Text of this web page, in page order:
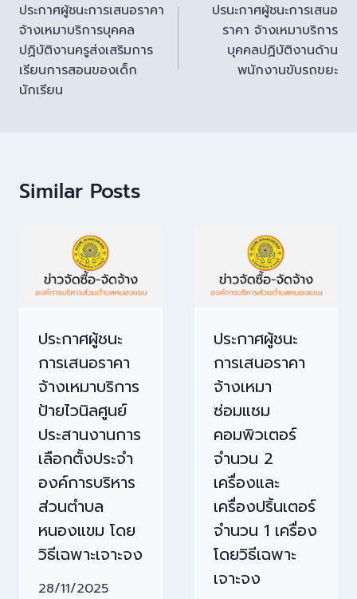
ประกาศผู้ชนะการเสนอราคา
จ้างเหมาบริการบุคคล
ปฏิบัติงานครูส่งเสริมการ
เรียนการสอนของเด็ก
นักเรียน
ปรนะกาศผู้ชนะการเสนอ
ราคา จ้างเหมาบริการ
บุคคลปฏิบัติงานด้าน
พนักงานขับรถขยะ
Similar Posts
ประกาศผู้ชนะ
การเสนอราคา
จ้างเหมาบริการ
ป้ายไวนิลศูนย์
ประสานงานการ
เลือกตั้งประจำ
องค์การบริหาร
ส่วนตำบล
หนองแขม โดย
วิธีเฉพาะเจาะจง
28/11/2025
ประกาศผู้ชนะ
การเสนอราคา
จ้างเหมา
ซ่อมแซม
คอมพิวเตอร์
จำนวน 2
เครื่องและ
เครื่องปริ้นเตอร์
จำนวน 1 เครื่อง
โดยวิธีเฉพาะ
เจาะจง